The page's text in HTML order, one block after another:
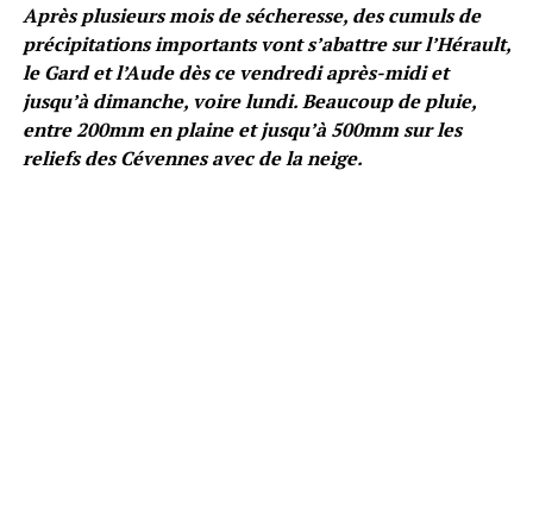
Après plusieurs mois de sécheresse, des cumuls de
précipitations importants vont s’abattre sur l’Hérault,
le Gard et l’Aude dès ce vendredi après-midi et
jusqu’à dimanche, voire lundi. Beaucoup de pluie,
entre 200mm en plaine et jusqu’à 500mm sur les
reliefs des Cévennes avec de la neige.